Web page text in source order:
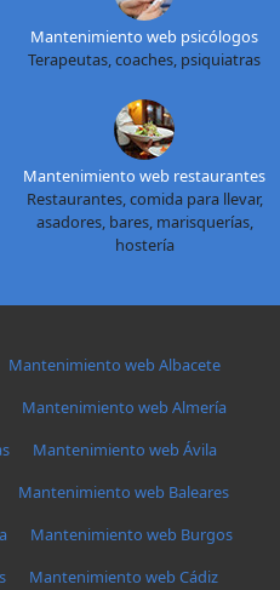
Mantenimiento web psicólogos
Terapeutas, coaches, psiquiatras
Mantenimiento web restaurantes
Restaurantes, comida para llevar,
asadores, bares, marisquerías,
hostería
Mantenimiento web Albacete
Mantenimiento web Almería
Mantenimiento web Ávila
Mantenimiento web Baleares
Mantenimiento web Burgos
Mantenimiento web Cádiz